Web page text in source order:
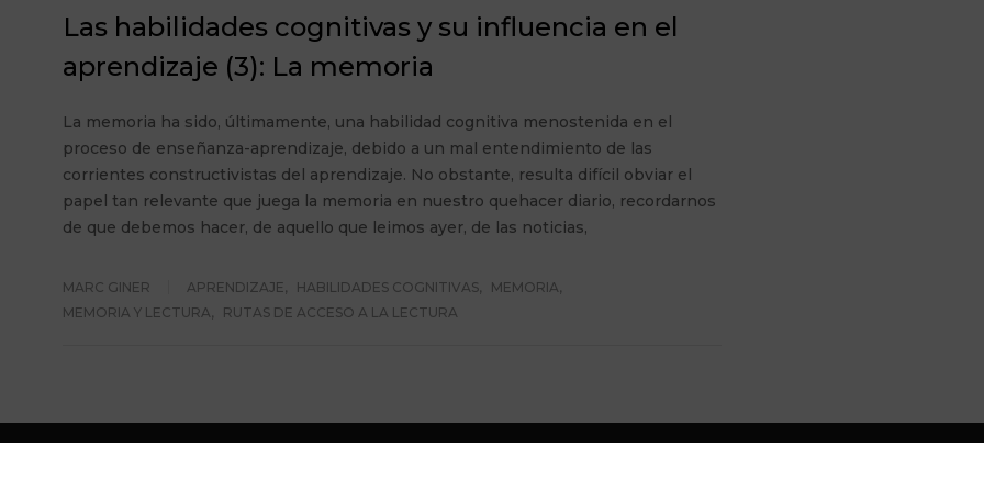
Las habilidades cognitivas y su influencia en el
aprendizaje (3): La memoria
La memoria ha sido, últimamente, una habilidad cognitiva menostenida en el
proceso de enseñanza-aprendizaje, debido a un mal entendimiento de las
corrientes constructivistas del aprendizaje. No obstante, resulta difícil obviar el
papel tan relevante que juega la memoria en nuestro quehacer diario, recordarnos
de que debemos hacer, de aquello que leimos ayer, de las noticias,
MARC GINER APRENDIZAJE HABILIDADES COGNITIVAS MEMORIA
MEMORIA Y LECTURA
RUTAS DE ACCESO A LA LECTURA